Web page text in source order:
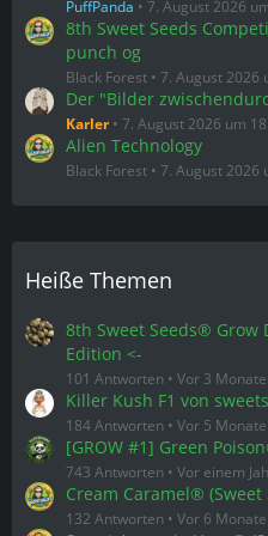
8th Sweet Seeds
punch og
Black Forest 7. August 2026
Der "Bilder
Karler 7. August 2026 um
Alien Technology
Black Forest 7. August 2026
Heiße Themen
8th Sweet Seeds® Grow
Edition <-
101 Antworten Vor 3
Killer Kush F1 von
184 Antworten Vor 5
[GROW #1] Green
743 Antworten Vor einem
Cream Caramel® (Sweet
132 Antworten Vor 6